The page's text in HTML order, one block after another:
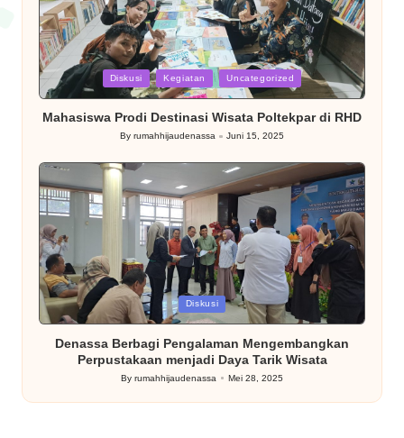
Posted
in
Diskusi Kegiatan Uncategorized
Mahasiswa Prodi Destinasi Wisata Poltekpar di RHD
Posted
By rumahhijaudenassa Juni 15, 2025
Posted
in
Diskusi
Denassa Berbagi Pengalaman Mengembangkan
Perpustakaan menjadi Daya Tarik Wisata
Posted
by
Byrumahhijaudenassa Mei 28, 2025